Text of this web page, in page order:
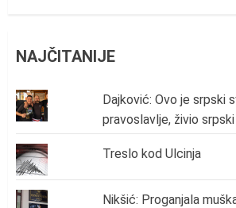
NAJČITANIJE
Dajković: Ovo je srpski
pravoslavlje, živio
Treslo kod Ulcinja
Nikšić: Proganjala